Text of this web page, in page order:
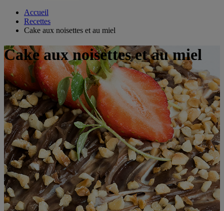
Accueil
Recettes
Cake aux noisettes et au miel
Cake aux noisettes et au miel